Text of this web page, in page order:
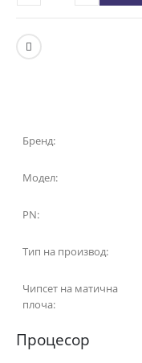
Бренд:
Модел:
PN:
Тип на производ:
Чипсет на матична
плоча:
Процесор